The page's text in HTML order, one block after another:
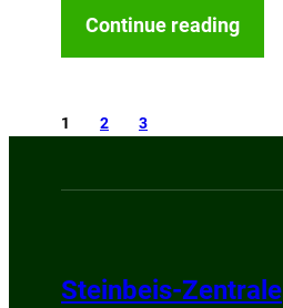
Continue reading
1 2 3
Steinbeis-Zentrale